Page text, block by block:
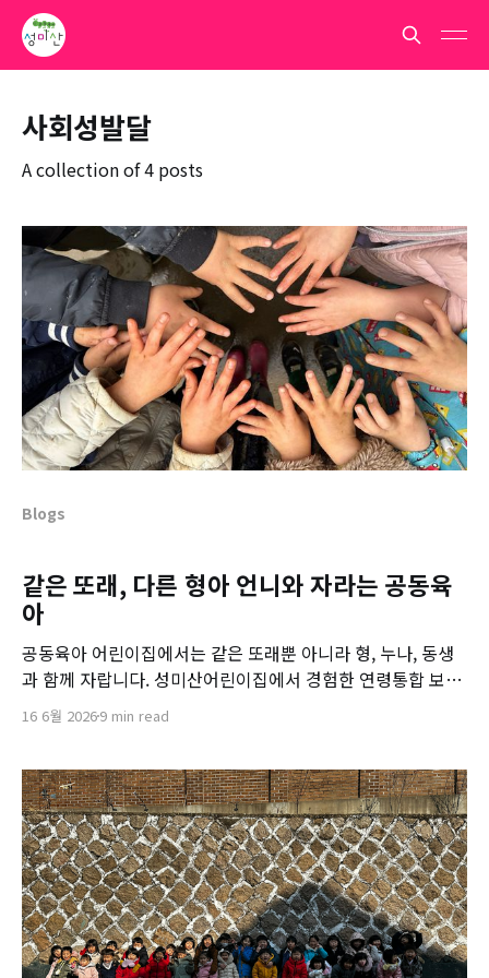
사회성발달
A collection of 4 posts
Blogs
같은 또래, 다른 형아 언니와 자라는 공동육
아
공동육아 어린이집에서는 같은 또래뿐 아니라 형, 누나, 동생
과 함께 자랍니다. 성미산어린이집에서 경험한 연령통합 보육
의 장점과 아이들의 사회성 발달 이야기를 소개합니다.
16 6월 20269 min read